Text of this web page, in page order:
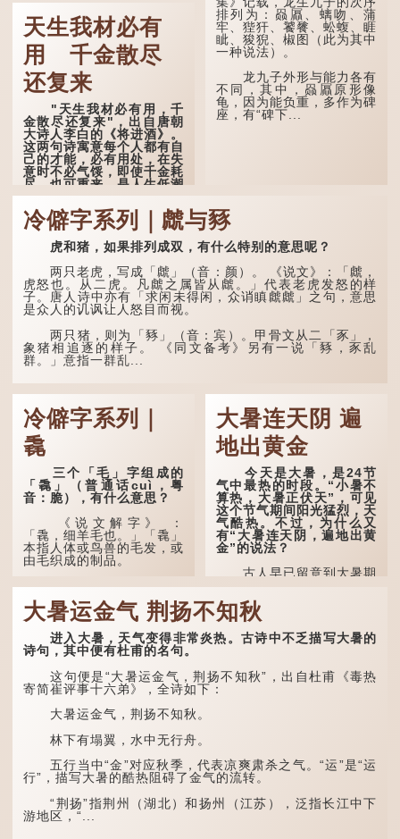
语有曰『一个银钱大夿
夿』。」
「夿」形​​容大，「一个
银钱大夿夿」，就形容金钱
数量之大了。 「大夿夿十
万蚊」，就是说十万元是一
笔大数目了。...
天生我材必有
用 千金散尽
还复来
"天生我材必有用，千
金散尽还复来"，出自唐朝
大诗人李白的《将进酒》。
这两句诗寓意每个人都有自
己的才能，必有用处，在失
意时不必气馁，即使千金耗
尽，也可重来，是人生低潮
时激励向上的名句。
原诗写道："人生得意
须尽欢，莫使金樽空对月。
天生我材必有用，千金散尽
会须一饮三百杯。" 意思是
说：上天给了我才能，必然
有用到的地方；即使千金散
去，也终会重新得到。
李白作此诗时，大约是
天宝十一年。当时他已被唐
玄宗赐金放还约八年，这期
排列为：赑屭、螭吻、蒲
牢、狴犴、饕餮、蚣蝮、睚
眦、狻猊、椒图（此为其中
一种说法）。
龙九子外形与能力各有
不同，其中，赑屭原形像
龟，因为能负重，多作为碑
座，有“碑下...
冷僻字系列｜虤与豩
虎和猪，如果排列成双，有什么特别的意思呢？
两只老虎，写成「虤」（音：颜）。 《说文》：「虤，
虎怒也。从二虎。凡虤之属皆从虤。」代表老虎发怒的样
子。唐人诗中亦有「求闲未得闲，众诮瞋虤虤」之句，意思
是众人的讥讽让人怒目而视。
两只猪，则为「豩」（音：宾）。甲骨文从二「豕」，
象猪相追逐的样子。 《同文备考》另有一说「豩，豕乱
群。」意指一群乱...
冷僻字系列｜
毳
三个「毛」字组成的
「毳」（普通话cuì，粤
音：脆），有什么意思？
《说文解字》 ：
「毳，细羊毛也。」「毳」
本指人体或鸟兽的毛发，或
由毛织成的制品。
人体表面，例如手臂等
部位生长的细毛，也叫
「毳」，又叫「寒毛」、
「汗毛」。
医学上，「毳毛」是一
个专有名词。它指人类在儿
童时期长出的一种细小、不
易注意到却又几乎遍布全身
的毛发。毳毛的密度因人而
异，其长度则通常不会...
大暑连天阴 遍
地出黄金
今天是大暑，是24节
气中最热的时段。“小暑不
算热，大暑正伏天”，可见
这个节气期间阳光猛烈，天
气酷热。不过，为什么又
有“大暑连天阴，遍地出黄
金”的说法？
古人早已留意到大暑期
间的气候规律。 《逸周书·
时训解》记载：「大暑之
日，腐草化为萤。又五日，
土润溽暑。又五日，大雨时
行。」意思是说，大暑时节
萤火虫出生，土地湿热，常
这段时期的雨水，对农
大暑运金气 荆扬不知秋
进入大暑，天气变得非常炎热。古诗中不乏描写大暑的
诗句，其中便有杜甫的名句。
这句便是“大暑运金气，荆扬不知秋”，出自杜甫《毒热
寄简崔评事十六弟》，全诗如下：
大暑运金气，荆扬不知秋。
林下有塌翼，水中无行舟。
五行当中“金”对应秋季，代表凉爽肃杀之气。“运”是“运
行”，描写大暑的酷热阻碍了金气的流转。
“荆扬”指荆州（湖北）和扬州（江苏），泛指长江中下
游地区，“...